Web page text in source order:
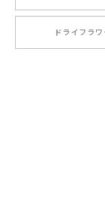
ドライフラワ